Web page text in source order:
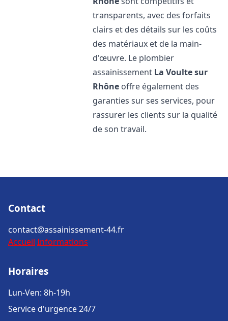
transparents, avec des forfaits
clairs et des détails sur les coûts
des matériaux et de la main-
d'œuvre. Le plombier
assainissement La Voulte sur
Rhône offre également des
garanties sur ses services, pour
rassurer les clients sur la qualité
de son travail.
Contact
contact@assainissement-44.fr
Accueil Informations
Horaires
Lun-Ven: 8h-19h
Service d'urgence 24/7